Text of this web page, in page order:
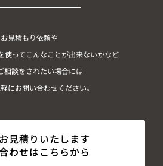
お見積もり依頼や
使ってこんなことが出来ないかなど
相談をされたい場合には
にお問い合わせください。
見積りいたします
わせはこちらから